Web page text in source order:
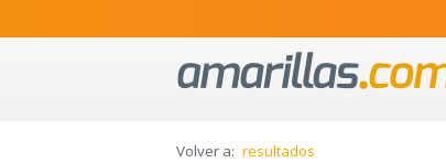
Volver a: resultados